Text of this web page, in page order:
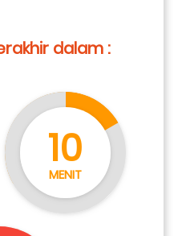
dalam :
10
MENIT